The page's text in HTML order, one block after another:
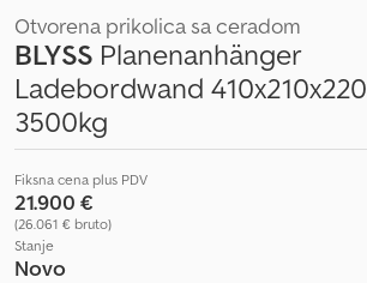
Otvorena prikolica sa ceradom
BLYSS Planenanhänger
Ladebordwand 410x210x220
3500kg
Fiksna cena plus PDV
21.900 €
(26.061 € bruto)
Stanje
Novo